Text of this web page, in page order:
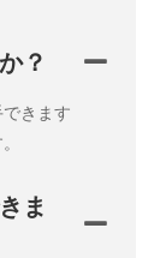
？
きます
ま